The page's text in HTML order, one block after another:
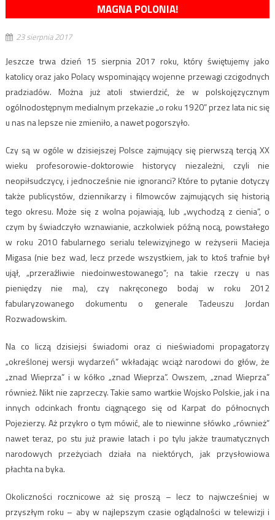
MAGNA POLONIA!
23 sierpnia 2017
Jeszcze trwa dzień 15 sierpnia 2017 roku, który świętujemy jako
katolicy oraz jako Polacy wspominający wojenne przewagi czcigodnych
pradziadów. Można już atoli stwierdzić, że w polskojęzycznym
ogólnodostępnym medialnym przekazie „o roku 1920” przez lata nic się
u nas na lepsze nie zmieniło, a nawet pogorszyło.
Czy są w ogóle w dzisiejszej Polsce zajmujący się pierwszą tercją XX
wieku profesorowie-doktorowie historycy niezależni, czyli nie
neopiłsudczycy, i jednocześnie nie ignoranci? Które to pytanie dotyczy
także publicystów, dziennikarzy i filmowców zajmujących się historią
tego okresu. Może się z wolna pojawiają, lub „wychodzą z cienia”, o
czym by świadczyło wznawianie, aczkolwiek późną nocą, powstałego
w roku 2010 fabularnego serialu telewizyjnego w reżyserii Macieja
Migasa (nie bez wad, lecz przede wszystkiem, jak to ktoś trafnie był
ujął, „przeraźliwie niedoinwestowanego”; na takie rzeczy u nas
pieniędzy nie ma), czy nakręconego bodaj w roku 2012
fabularyzowanego dokumentu o generale Tadeuszu Jordan
Rozwadowskim.
Na co liczą dzisiejsi świadomi oraz ci nieświadomi propagatorzy
„określonej wersji wydarzeń” wkładając wciąż narodowi do głów, że
„znad Wieprza” i w kółko „znad Wieprza”. Owszem, „znad Wieprza”
również. Nikt nie zaprzeczy. Takie samo wartkie Wojsko Polskie, jak i na
innych odcinkach frontu ciągnącego się od Karpat do północnych
Pojezierzy. Aż przykro o tym mówić, ale to niewinne słówko „również”
nawet teraz, po stu już prawie latach i po tylu jakże traumatycznych
narodowych przeżyciach działa na niektórych, jak przysłowiowa
płachta na byka.
Okoliczności rocznicowe aż się proszą – lecz to najwcześniej w
przyszłym roku – aby w najlepszym czasie oglądalności w telewizji i